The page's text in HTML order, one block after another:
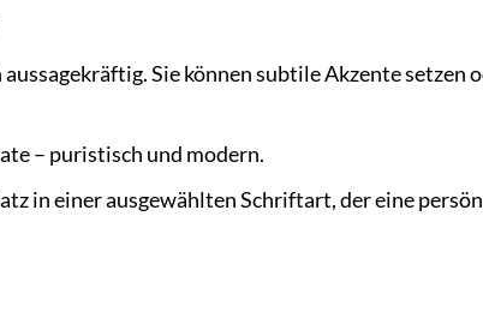
Sie können subtile Akzente setzen
– puristisch und modern.
in einer ausgewählten Schriftart, der eine